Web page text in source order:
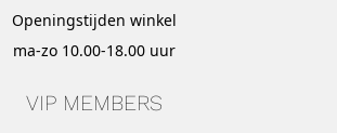
Openingstijden winkel
ma-zo 10.00-18.00 uur
VIP MEMBERS